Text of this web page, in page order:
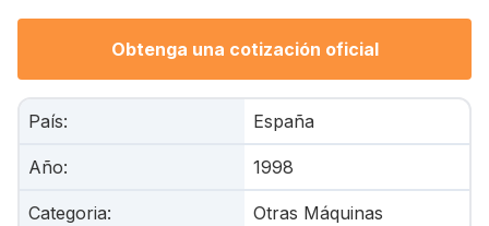
Obtenga una cotización oficial
País: España
Año: 1998
Categoria: Otras Máquinas